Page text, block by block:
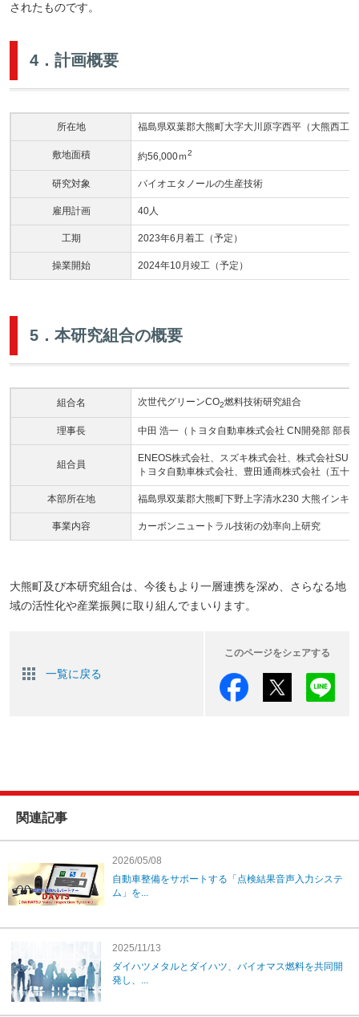
されたものです。
4．計画概要
所在地 福島県双葉郡大熊町大字大川原字西平（大熊西工
敷地面積 約56,000ｍ2
研究対象 バイオエタノールの生産技術
雇用計画 40人
工期 2023年6月着工（予定）
操業開始 2024年10月竣工（予定）
5．本研究組合の概要
組合名 次世代グリーンCO2燃料技術研究組合
理事長 中田 浩一（トヨタ自動車株式会社 CN開発部 部長
組合員
ENEOS株式会社、スズキ株式会社、株式会社
トヨタ自動車株式会社、豊田通商株式会社（五十
本部所在地 福島県双葉郡大熊町下野上字清水230 大熊インキ
事業内容 カーボンニュートラル技術の効率向上研究
大熊町及び本研究組合は、今後もより一層連携を深め、さらなる地
域の活性化や産業振興に取り組んでまいります。
一覧に戻る
このページをシェアする
関連記事
2026/05/08
自動車整備をサポートする「点検結果音声入力システ
ム」を...
2025/11/13
ダイハツメタルとダイハツ、バイオマス燃料を共同開
発し、...